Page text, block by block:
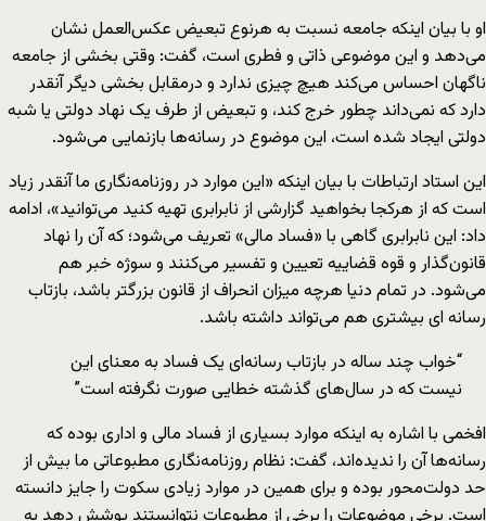
او با بیان اینکه جامعه نسبت به هرنوع تبعیض عکس‌العمل نشان
می‌دهد و این موضوعی ذاتی و فطری است، گفت: وقتی بخشی از جامعه
ناگهان احساس می‌کند هیچ چیزی ندارد و درمقابل بخشی دیگر آنقدر
دارد که نمی‌داند چطور خرج کند، و تبعیض از طرف یک نهاد دولتی یا شبه
دولتی ایجاد شده است، این موضوع در رسانه‌ها بازنمایی می‌شود.
این استاد ارتباطات با بیان اینکه «این موارد در روزنامه‌نگاری ما آنقدر زیاد
است که از هرکجا بخواهید گزارشی از نابرابری تهیه کنید می‌توانید»، ادامه
داد: این نابرابری گاهی با «فساد مالی» تعریف می‌شود؛ که آن را نهاد
قانون‌گذار و قوه قضاییه تعیین و تفسیر می‌کنند و سوژه خبر هم
می‌شود. در تمام دنیا هرچه میزان انحراف از قانون بزرگتر باشد، بازتاب
رسانه ای بیشتری هم می‌تواند داشته باشد.
“خواب چند ساله در بازتاب رسانه‌ای یک فساد به معنای این
نیست که در سال‌های گذشته خطایی صورت نگرفته است”
افخمی با اشاره به اینکه موارد بسیاری از فساد مالی و اداری بوده که
رسانه‌ها آن را ندیده‌اند، گفت: نظام روزنامه‌نگاری مطبوعاتی ما بیش از
حد دولت‌محور بوده و برای همین در موارد زیادی سکوت را جایز دانسته